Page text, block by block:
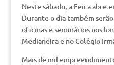
Neste sábado, a Feira abre
Durante o dia também
oficinas e seminários nos
Medianeira e no Colégio
Mais de mil